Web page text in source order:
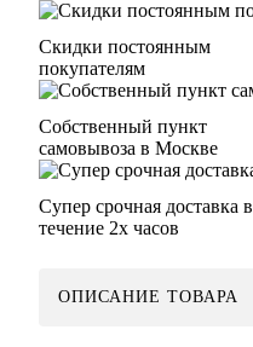
Скидки постоянным
покупателям
Собственный пункт
самовывоза в Москве
Супер срочная доставка в
течение 2х часов
ОПИСАНИЕ ТОВАРА